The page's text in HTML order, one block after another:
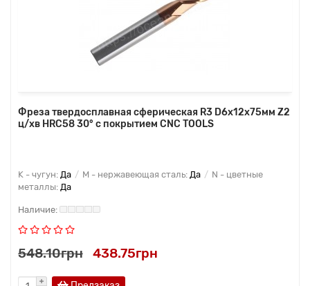
Фреза твердосплавная сферическая R3 D6x12x75мм Z2
ц/хв HRC58 30° с покрытием CNC TOOLS
K - чугун: Да M - нержавеющая сталь: Да
N - цветные
металлы: Да
548.10грн 438.75грн